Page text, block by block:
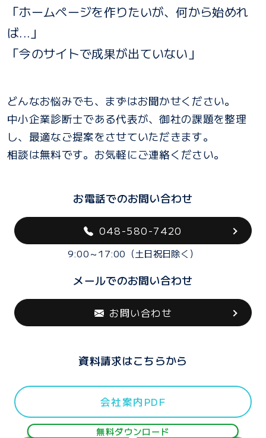
「ホームページを作りたいが、何から始めれ
ば...」
「今のサイトで成果が出ていない」
どんなお悩みでも、まずはお聞かせください。
中小企業診断士である代表が、御社の課題を整理
し、最適なご提案をさせていただきます。
相談は無料です。お気軽にご連絡ください。
お電話でのお問い合わせ
048-580-7420
9:00～17:00（土日祝日除く）
メールでのお問い合わせ
お問い合わせ
資料請求はこちらから
会社案内PDF
無料ダウンロード